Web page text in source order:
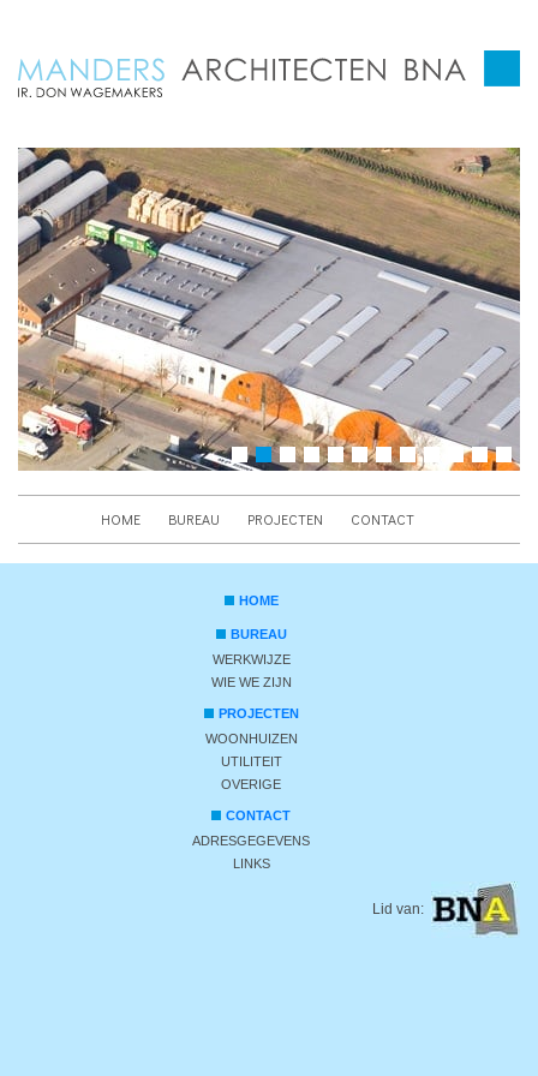
HOME BUREAU PROJECTEN CONTACT
HOME
BUREAU
WERKWIJZE
WIE WE ZIJN
PROJECTEN
WOONHUIZEN
UTILITEIT
OVERIGE
CONTACT
ADRESGEGEVENS
LINKS
Lid van: